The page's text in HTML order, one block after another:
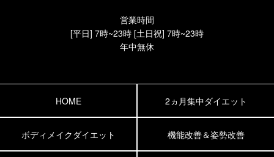
営業時間
[平日] 7時~23時 [土日祝] 7時~23時
年中無休
HOME 2ヵ月集中ダイエット
ボディメイクダイエット 機能改善＆姿勢改善